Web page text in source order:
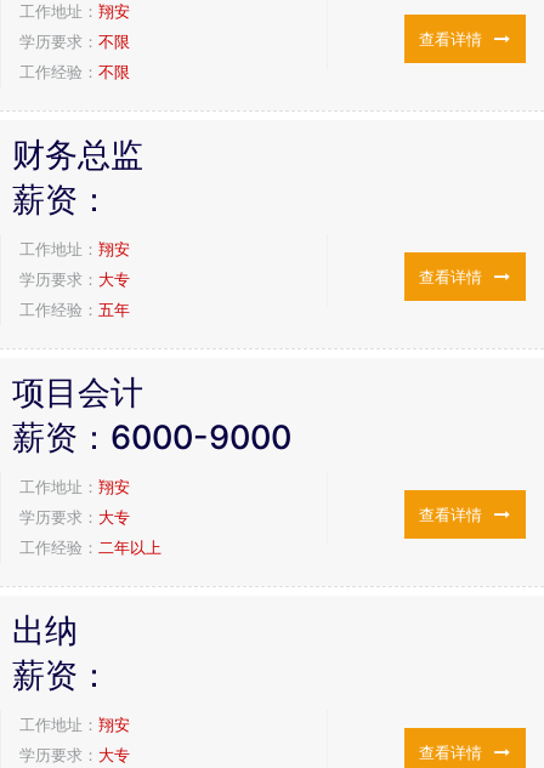
工作地址： 翔安
学历要求： 不限
工作经验： 不限
查看详情
财务总监
薪资：
工作地址： 翔安
学历要求： 大专
工作经验： 五年
查看详情
项目会计
薪资： 6000-9000
工作地址： 翔安
学历要求： 大专
工作经验： 二年以上
查看详情
出纳
薪资：
工作地址： 翔安
学历要求： 大专
查看详情